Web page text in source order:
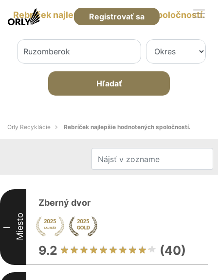
Registrovať sa
Rebríček najlepšie hodnotených spoločností.
Hľadať
Orly Recyklácie Rebríček najlepšie hodnotených spoločností.
I Miesto
Zberný dvor
9.2 (40)